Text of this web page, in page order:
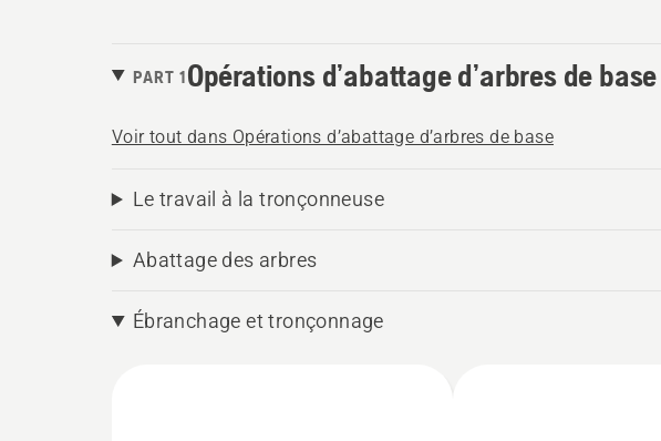
PART 1Opérations d’abattage d’arbres de base
Voir tout dans Opérations d’abattage d’arbres de base
Le travail à la tronçonneuse
Abattage des arbres
Ébranchage et tronçonnage